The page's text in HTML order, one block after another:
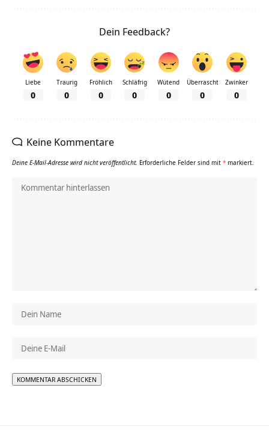
Dein Feedback?
Liebe
0
Traurig
0
Fröhlich
0
Schläfrig
0
Wütend
0
Überrascht
0
Zwinker
0
Keine Kommentare
Deine E-Mail-Adresse wird nicht veröffentlicht. Erforderliche Felder sind mit * markiert.